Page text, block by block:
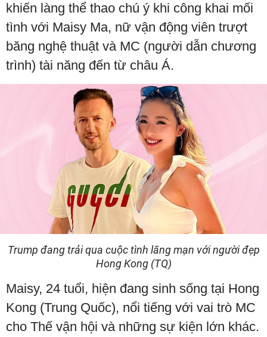
khiến làng thể thao chú ý khi công khai mối
tình với Maisy Ma, nữ vận động viên trượt
băng nghệ thuật và MC (người dẫn chương
trình) tài năng đến từ châu Á.
Trump đang trải qua cuộc tình lãng mạn với người đẹp
Hong Kong (TQ)
Maisy, 24 tuổi, hiện đang sinh sống tại Hong
Kong (Trung Quốc), nổi tiếng với vai trò MC
cho Thế vận hội và những sự kiện lớn khác.